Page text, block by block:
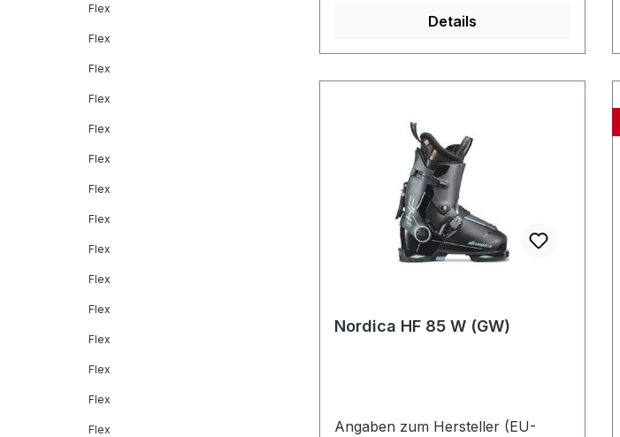
Flex
Flex
Flex
Flex
Flex
Flex
Flex
Flex
Flex
Flex
Flex
Flex
Flex
Flex
Flex
Details
Nordica HF 85 W (GW)
Angaben zum Hersteller (EU-